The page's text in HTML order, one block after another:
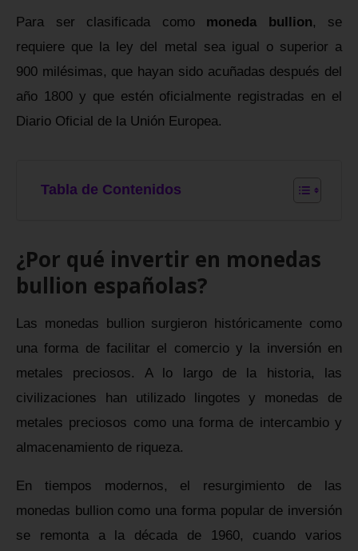
Para ser clasificada como moneda bullion, se
requiere que la ley del metal sea igual o superior a
900 milésimas, que hayan sido acuñadas después del
año 1800 y que estén oficialmente registradas en el
Diario Oficial de la Unión Europea.
Tabla de Contenidos
¿Por qué invertir en monedas
bullion españolas?
Las monedas bullion surgieron históricamente como
una forma de facilitar el comercio y la inversión en
metales preciosos. A lo largo de la historia, las
civilizaciones han utilizado lingotes y monedas de
metales preciosos como una forma de intercambio y
almacenamiento de riqueza.
En tiempos modernos, el resurgimiento de las
monedas bullion como una forma popular de inversión
se remonta a la década de 1960, cuando varios